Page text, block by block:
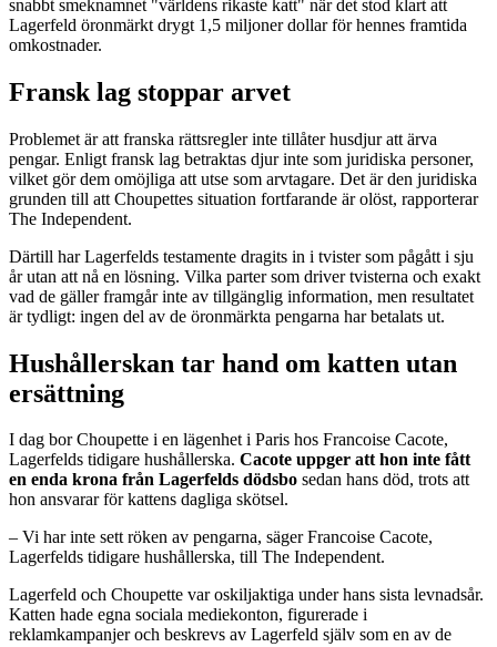
snabbt smeknamnet "världens rikaste katt" när det stod klart att
Lagerfeld öronmärkt drygt 1,5 miljoner dollar för hennes framtida
omkostnader.
Fransk lag stoppar arvet
Problemet är att franska rättsregler inte tillåter husdjur att ärva
pengar. Enligt fransk lag betraktas djur inte som juridiska personer,
vilket gör dem omöjliga att utse som arvtagare. Det är den juridiska
grunden till att Choupettes situation fortfarande är olöst, rapporterar
The Independent.
Därtill har Lagerfelds testamente dragits in i tvister som pågått i sju
år utan att nå en lösning. Vilka parter som driver tvisterna och exakt
vad de gäller framgår inte av tillgänglig information, men resultatet
är tydligt: ingen del av de öronmärkta pengarna har betalats ut.
Hushållerskan tar hand om katten utan
ersättning
I dag bor Choupette i en lägenhet i Paris hos Francoise Cacote,
Lagerfelds tidigare hushållerska. Cacote uppger att hon inte fått
en enda krona från Lagerfelds dödsbo sedan hans död, trots att
hon ansvarar för kattens dagliga skötsel.
– Vi har inte sett röken av pengarna, säger Francoise Cacote,
Lagerfelds tidigare hushållerska, till The Independent.
Lagerfeld och Choupette var oskiljaktiga under hans sista levnadsår.
Katten hade egna sociala mediekonton, figurerade i
reklamkampanjer och beskrevs av Lagerfeld själv som en av de